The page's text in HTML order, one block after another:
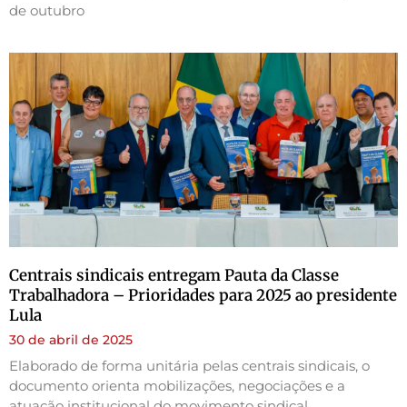
de outubro
Centrais sindicais entregam Pauta da Classe
Trabalhadora – Prioridades para 2025 ao presidente
Lula
30 de abril de 2025
Elaborado de forma unitária pelas centrais sindicais, o
documento orienta mobilizações, negociações e a